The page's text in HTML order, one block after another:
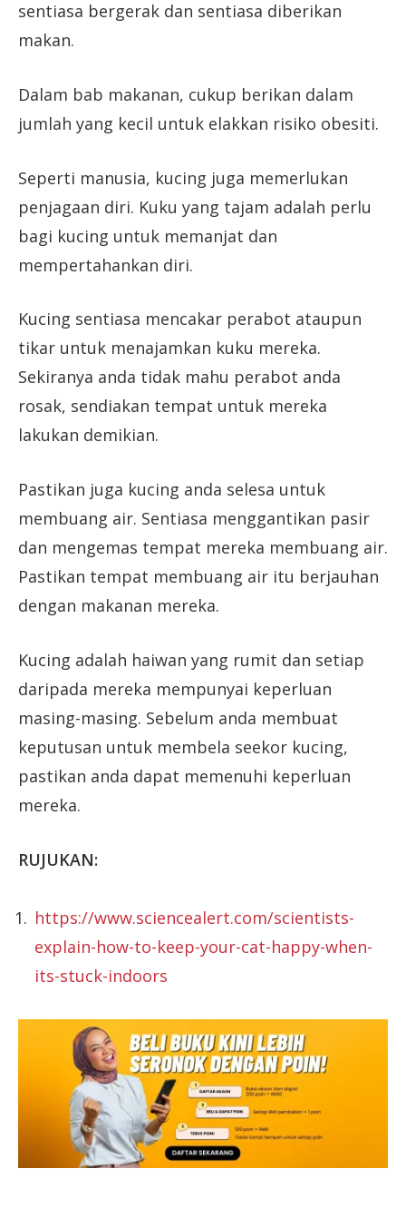
sentiasa bergerak dan sentiasa diberikan
makan.
Dalam bab makanan, cukup berikan dalam
jumlah yang kecil untuk elakkan risiko obesiti.
Seperti manusia, kucing juga memerlukan
penjagaan diri. Kuku yang tajam adalah perlu
bagi kucing untuk memanjat dan
mempertahankan diri.
Kucing sentiasa mencakar perabot ataupun
tikar untuk menajamkan kuku mereka.
Sekiranya anda tidak mahu perabot anda
rosak, sendiakan tempat untuk mereka
lakukan demikian.
Pastikan juga kucing anda selesa untuk
membuang air. Sentiasa menggantikan pasir
dan mengemas tempat mereka membuang air.
Pastikan tempat membuang air itu berjauhan
dengan makanan mereka.
Kucing adalah haiwan yang rumit dan setiap
daripada mereka mempunyai keperluan
masing-masing. Sebelum anda membuat
keputusan untuk membela seekor kucing,
pastikan anda dapat memenuhi keperluan
mereka.
RUJUKAN:
https://www.sciencealert.com/scientists-
explain-how-to-keep-your-cat-happy-when-
its-stuck-indoors